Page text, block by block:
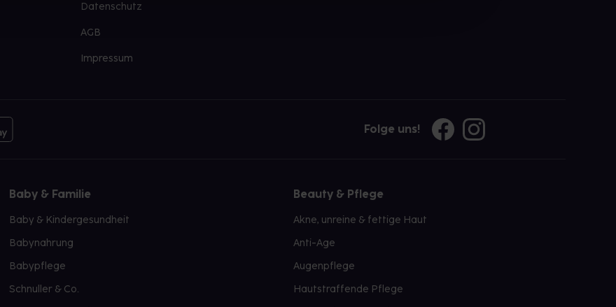
Datenschutz
AGB
Impressum
Folge uns!
Baby & Familie
Baby & Kindergesundheit
Babynahrung
Babypflege
Schnuller & Co.
Beauty & Pflege
Akne, unreine & fettige Haut
Anti-Age
Augenpflege
Hautstraffende Pflege